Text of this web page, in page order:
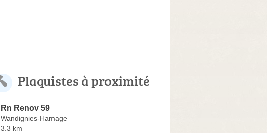
Plaquistes à proximité
Rn Renov 59
Wandignies-Hamage
3.3 km